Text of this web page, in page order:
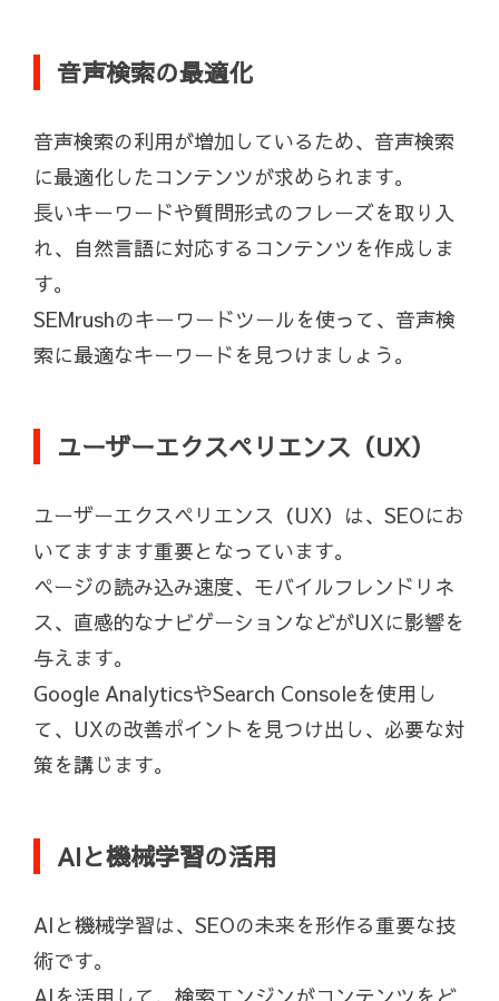
音声検索の最適化
音声検索の利用が増加しているため、音声検索
に最適化したコンテンツが求められます。
長いキーワードや質問形式のフレーズを取り入
れ、自然言語に対応するコンテンツを作成しま
す。
SEMrushのキーワードツールを使って、音声検
索に最適なキーワードを見つけましょう。
ユーザーエクスペリエンス（UX）
ユーザーエクスペリエンス（UX）は、SEOにお
いてますます重要となっています。
ページの読み込み速度、モバイルフレンドリネ
ス、直感的なナビゲーションなどがUXに影響を
与えます。
Google AnalyticsやSearch Consoleを使用し
て、UXの改善ポイントを見つけ出し、必要な対
策を講じます。
AIと機械学習の活用
AIと機械学習は、SEOの未来を形作る重要な技
術です。